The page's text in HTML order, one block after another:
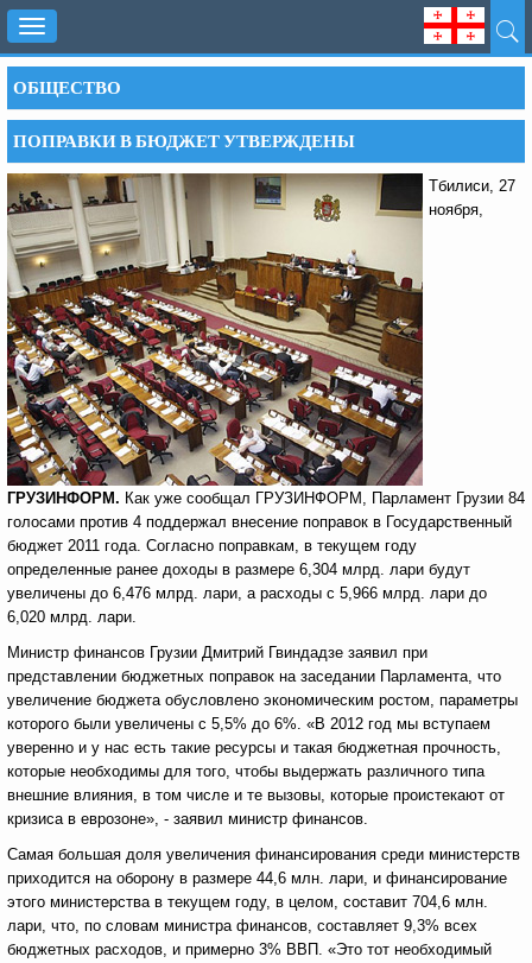
Toggle
navigation
ОБЩЕСТВО
ПОПРАВКИ В БЮДЖЕТ УТВЕРЖДЕНЫ
Тбилиси, 27
ноября,
ГРУЗИНФОРМ. Как уже сообщал ГРУЗИНФОРМ, Парламент Грузии 84
голосами против 4 поддержал внесение поправок в Государственный
бюджет 2011 года. Согласно поправкам, в текущем году
определенные ранее доходы в размере 6,304 млрд. лари будут
увеличены до 6,476 млрд. лари, а расходы с 5,966 млрд. лари до
6,020 млрд. лари.
Министр финансов Грузии Дмитрий Гвиндадзе заявил при
представлении бюджетных поправок на заседании Парламента, что
увеличение бюджета обусловлено экономическим ростом, параметры
которого были увеличены с 5,5% до 6%. «В 2012 год мы вступаем
уверенно и у нас есть такие ресурсы и такая бюджетная прочность,
которые необходимы для того, чтобы выдержать различного типа
внешние влияния, в том числе и те вызовы, которые проистекают от
кризиса в еврозоне», - заявил министр финансов.
Самая большая доля увеличения финансирования среди министерств
приходится на оборону в размере 44,6 млн. лари, и финансирование
этого министерства в текущем году, в целом, составит 704,6 млн.
лари, что, по словам министра финансов, составляет 9,3% всех
бюджетных расходов, и примерно 3% ВВП. «Это тот необходимый